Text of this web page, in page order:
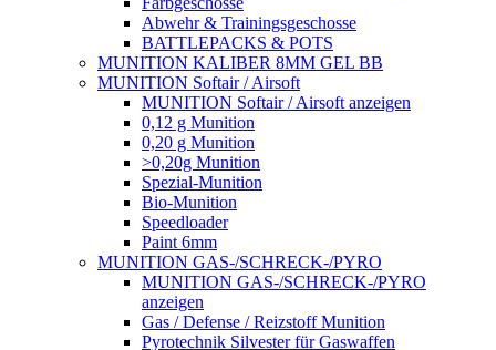
Abwehr & Trainingsgeschosse
BATTLEPACKS & POTS
MUNITION KALIBER 8MM GEL BB
MUNITION Softair / Airsoft
MUNITION Softair / Airsoft anzeigen
0,12 g Munition
0,20 g Munition
>0,20g Munition
Spezial-Munition
Bio-Munition
Speedloader
Paint 6mm
MUNITION GAS-/SCHRECK-/PYRO
MUNITION GAS-/SCHRECK-/PYRO
anzeigen
Gas / Defense / Reizstoff Munition
Pyrotechnik Silvester für Gaswaffen